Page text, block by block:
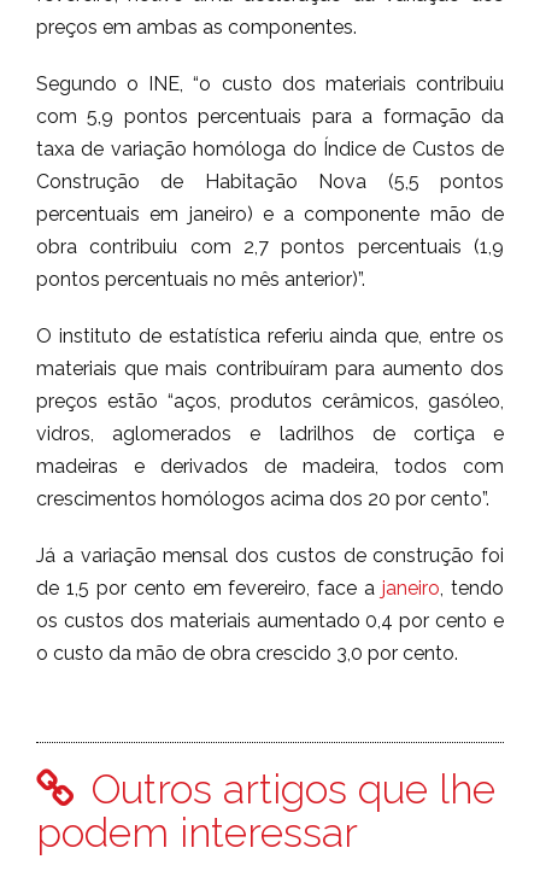
preços em ambas as componentes.
Segundo o INE, “o custo dos materiais contribuiu
com 5,9 pontos percentuais para a formação da
taxa de variação homóloga do Índice de Custos de
Construção de Habitação Nova (5,5 pontos
percentuais em janeiro) e a componente mão de
obra contribuiu com 2,7 pontos percentuais (1,9
pontos percentuais no mês anterior)”.
O instituto de estatística referiu ainda que, entre os
materiais que mais contribuíram para aumento dos
preços estão “aços, produtos cerâmicos, gasóleo,
vidros, aglomerados e ladrilhos de cortiça e
madeiras e derivados de madeira, todos com
crescimentos homólogos acima dos 20 por cento”.
Já a variação mensal dos custos de construção foi
de 1,5 por cento em fevereiro, face ajaneiro, tendo
os custos dos materiais aumentado 0,4 por cento e
o custo da mão de obra crescido 3,0 por cento.
Outros artigos que lhe
podem interessar